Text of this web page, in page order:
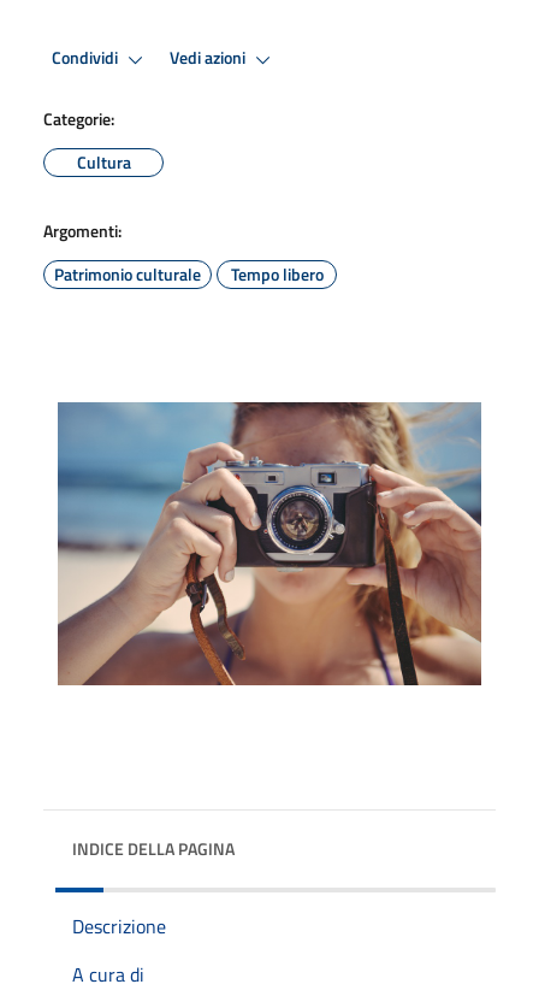
Condividi Vedi azioni
Categorie:
Cultura
Argomenti:
Patrimonio culturale
Tempo libero
INDICE DELLA PAGINA
Descrizione
A cura di